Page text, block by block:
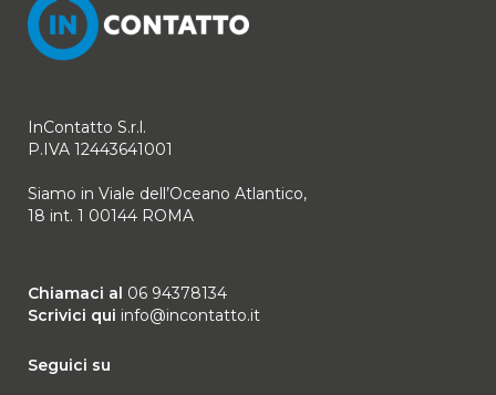
InContatto S.r.l.
P.IVA 12443641001
Siamo in Viale dell’Oceano Atlantico,
18 int. 1 00144 ROMA
Chiamaci al 06 94378134
Scrivici qui info@incontatto.it
Seguici su